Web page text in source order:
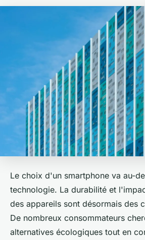
Le choix d'un smartphone va au-
technologie. La durabilité et
des appareils sont désormais des
De nombreux consommateurs
alternatives écologiques tout en